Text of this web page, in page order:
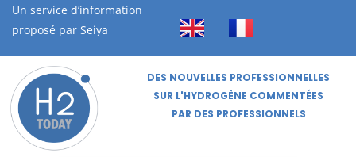
Un service d’information
proposé par Seiya
DES NOUVELLES PROFESSIONNELLES
SUR L'HYDROGÈNE COMMENTÉES
PAR DES PROFESSIONNELS